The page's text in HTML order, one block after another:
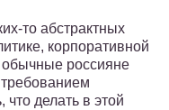
то абстрактных
корпоративной
обычные россияне
требованием
что делать в этой